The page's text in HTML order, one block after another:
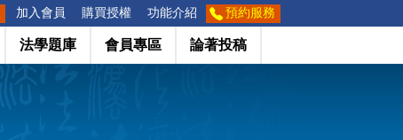
加入會員 購買授權 功能介紹 預約服務
法學題庫 會員專區 論著投稿